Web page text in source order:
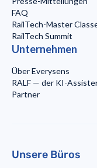
FAQ
RailTech-Master
RailTech Summit
Unternehmen
Über Everysens
RALF — der KI-
Partner
Unsere Büros